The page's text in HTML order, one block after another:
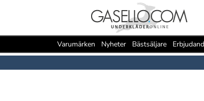
Varumärken Nyheter Bästsäljare